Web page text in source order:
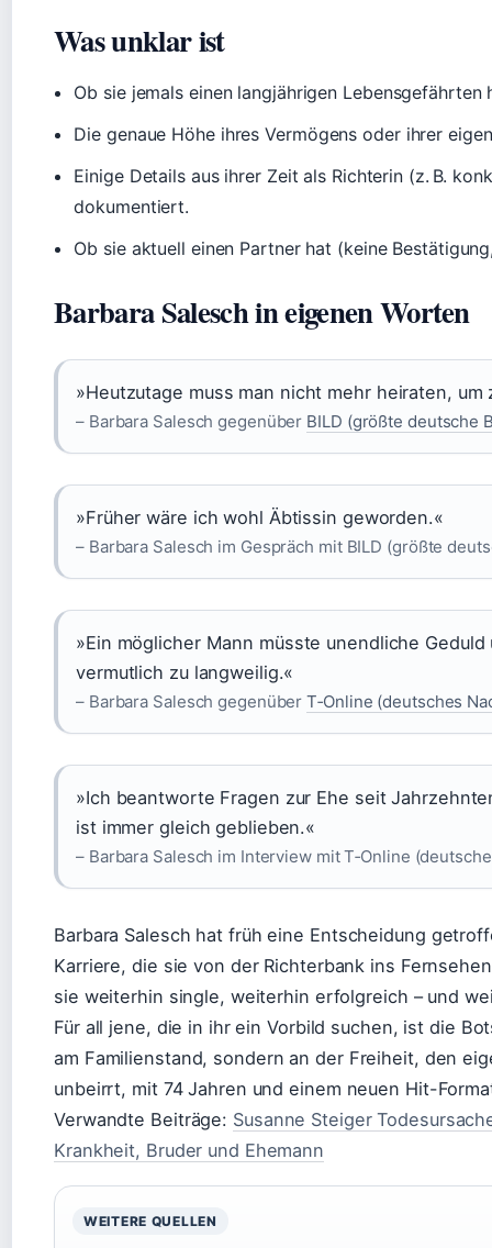
Was unklar ist
Ob sie jemals einen langjährigen
Die genaue Höhe ihres Vermögens oder ihrer
Einige Details aus ihrer Zeit als Richterin (z. B.
dokumentiert.
Ob sie aktuell einen Partner hat (keine
Barbara Salesch in eigenen Worten
»Heutzutage muss man nicht mehr heiraten,
– Barbara Salesch gegenüber BILD (größte deutsche
»Früher wäre ich wohl Äbtissin geworden.«
– Barbara Salesch im Gespräch mit BILD (größte
»Ein möglicher Mann müsste unendliche
vermutlich zu langweilig.«
– Barbara Salesch gegenüberT‑Online (deutsches
»Ich beantworte Fragen zur Ehe seit
ist immer gleich geblieben.«
– Barbara Salesch im Interview mit T‑Online
Barbara Salesch hat früh eine Entscheidung
Karriere, die sie von der Richterbank ins
sie weiterhin single, weiterhin erfolgreich – und
Für all jene, die in ihr ein Vorbild suchen, ist die
am Familienstand, sondern an der Freiheit, den
unbeirrt, mit 74 Jahren und einem neuen Hit-
Verwandte Beiträge: Susanne Steiger
Krankheit, Bruder und Ehemann
WEITERE QUELLEN